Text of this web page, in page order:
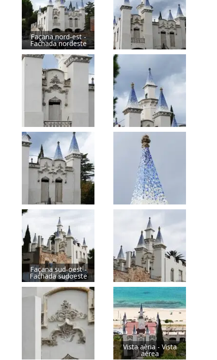
Façana nord-est -
Fachada nordeste
Façana sud-oest -
Fachada sudoeste
Vista aèria - Vista
aérea